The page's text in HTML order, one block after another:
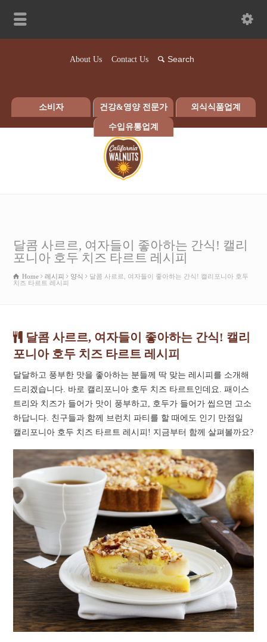
About Us Contact Us
소비자 건강&영양 전문가 외식식품업계
수입유통업계
달콤 사르르, 여자들이 좋아하는 간식! 캘리
포니아 호두 치즈 타르트 레시피
Home 레시피 양식
달콤 사르르, 여자들이 좋아하는 간식! 캘리포니아 호두
치즈 타르트 레시피
달콤 사르르, 여자들이 좋아하는 간식! 캘리
포니아 호두 치즈 타르트 레시피
달달하고 풍부한 맛을 좋아하는 분들께 딱 맞는 레시피를 소개해
드리겠습니다. 바로 캘리포니아 호두 치즈 타르트인데요. 패이스
트리와 치즈가 들어가 맛이 풍부하고, 호두가 들어가 씹으면 고소
하답니다. 친구들과 함께 브런치 파티를 할 때에도 인기 만점일
캘리포니아 호두 치즈 타르트 레시피! 지금부터 함께 살펴볼까요?